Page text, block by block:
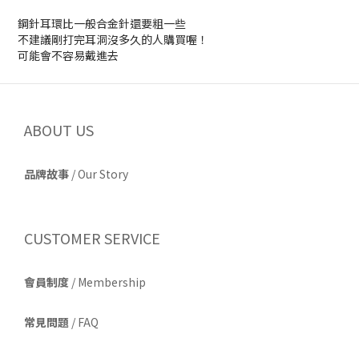
鋼針耳環比一般合金針還要粗一些
不建議剛打完耳洞沒多久的人購買喔！
可能會不容易戴進去
ABOUT US
品牌故事 /Our Story
CUSTOMER SERVICE
會員制度 / Membership
常見問題 / FAQ